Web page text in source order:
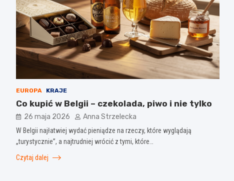
EUROPA KRAJE
Co kupić w Belgii – czekolada, piwo i nie tylko
26 maja 2026 Anna Strzelecka
W Belgii najłatwiej wydać pieniądze na rzeczy, które wyglądają
„turystycznie”, a najtrudniej wrócić z tymi, które…
Czytaj dalej